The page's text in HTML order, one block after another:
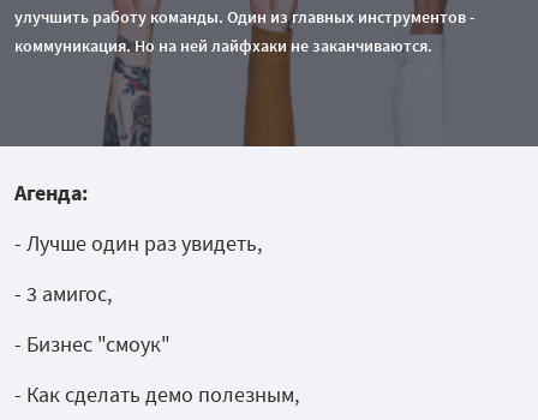
улучшить работу команды. Один из главных инструментов -
коммуникация. Но на ней лайфхаки не заканчиваются.
Агенда:
- Лучше один раз увидеть,
- 3 амигос,
- Бизнес "смоук"
- Как сделать демо полезным,